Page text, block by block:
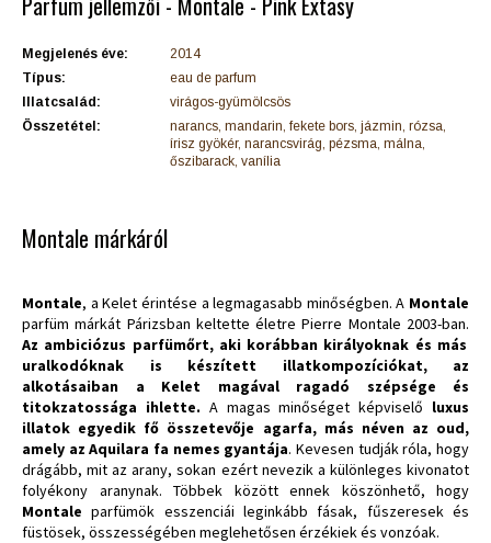
Megjelenés éve:
2014
Típus:
eau de parfum
Illatcsalád:
virágos-gyümölcsös
Összetétel:
narancs, mandarin, fekete bors, jázmin, rózsa,
írisz gyökér, narancsvirág, pézsma, málna,
őszibarack, vanília
Montale márkáról
Montale, a Kelet érintése a legmagasabb minőségben.A Montale
parfüm márkát Párizsban keltette életre Pierre Montale 2003-ban.
Az ambiciózus parfümőrt, aki korábban királyoknak és más
uralkodóknak is készített illatkompozíciókat, az
alkotásaiban a Kelet magával ragadó szépsége és
titokzatossága ihlette. A magas minőséget képviselő luxus
illatok egyedik fő összetevője agarfa, más néven az oud,
amely az Aquilara fa nemes gyantája. Kevesen tudják róla, hogy
drágább, mit az arany, sokan ezért nevezik a különleges kivonatot
folyékony aranynak. Többek között ennek köszönhető, hogy
Montaleparfümök esszenciái leginkább fásak, fűszeresek és
füstösek, összességében meglehetősen érzékiek és vonzóak.